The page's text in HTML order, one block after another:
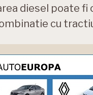
diesel poate fi
cu